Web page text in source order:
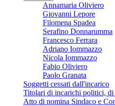
Annamaria Oliviero
Giovanni Lepore
Filomena Spadea
Serafino Donnarumma
Francesco Ferrara
Adriano Iommazzo
Nicola Iommazzo
Fabio Oliviero
Paolo Granata
Soggetti cessati dall'incarico
Titolari di incarichi politici, di
Atto di nomina Sindaco e